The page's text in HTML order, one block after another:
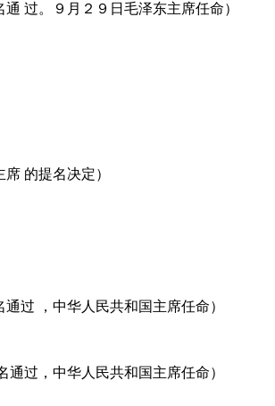
过。９月２９日毛泽东主席任命）
的提名决定）
过 ，中华人民共和国主席任命）
过，中华人民共和国主席任命）